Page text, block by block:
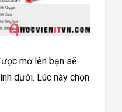
mở lên bạn sẽ
dưới. Lúc này chọn